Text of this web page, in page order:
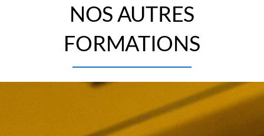
NOS AUTRES
FORMATIONS